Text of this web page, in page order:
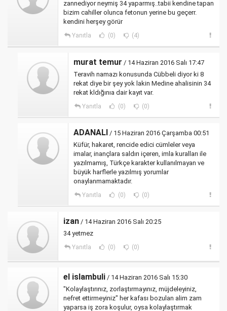
zannediyor neymiş 34 yaparmış..tabii kendine tapan
bizim cahiller olunca fetonun yerine bu geçerr.
kendini herşey görür
Yanıtla (0) (4)
murat temur / 14 Haziran 2016 Salı 17:47
Teravih namazı konusunda Cübbeli diyor ki 8
rekat diye bir şey yok lakin Medine ahalisinin 34
rekat kldığınıa dair kayıt var.
Yanıtla (0) (0)
ADANALI / 15 Haziran 2016 Çarşamba 00:51
Küfür, hakaret, rencide edici cümleler veya
imalar, inançlara saldırı içeren, imla kuralları ile
yazılmamış, Türkçe karakter kullanılmayan ve
büyük harflerle yazılmış yorumlar
onaylanmamaktadır.
Yanıtla (0) (0)
izan / 14 Haziran 2016 Salı 20:25
34 yetmez
Yanıtla (0) (0)
el islambuli / 14 Haziran 2016 Salı 15:30
"Kolaylaştırınız, zorlaştırmayınız, müjdeleyiniz,
nefret ettirmeyiniz" her kafası bozulan alim zam
yaparsa iş zora koşulur, oysa kolaylaştırmak